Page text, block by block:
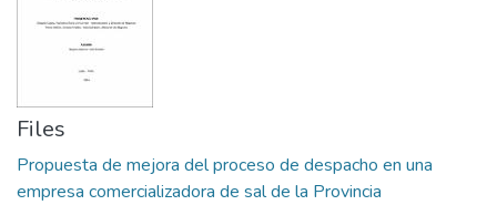
Files
Propuesta de mejora del proceso de despacho en una
empresa comercializadora de sal de la Provincia